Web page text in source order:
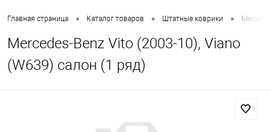
Главная страница • Каталог товаров • Штатные коврики •
Mercedes-Benz Vito (2003-10), Viano
(W639) салон (1 ряд)